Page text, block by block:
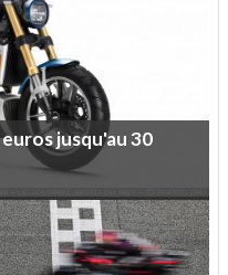
eurosjusqu'au30